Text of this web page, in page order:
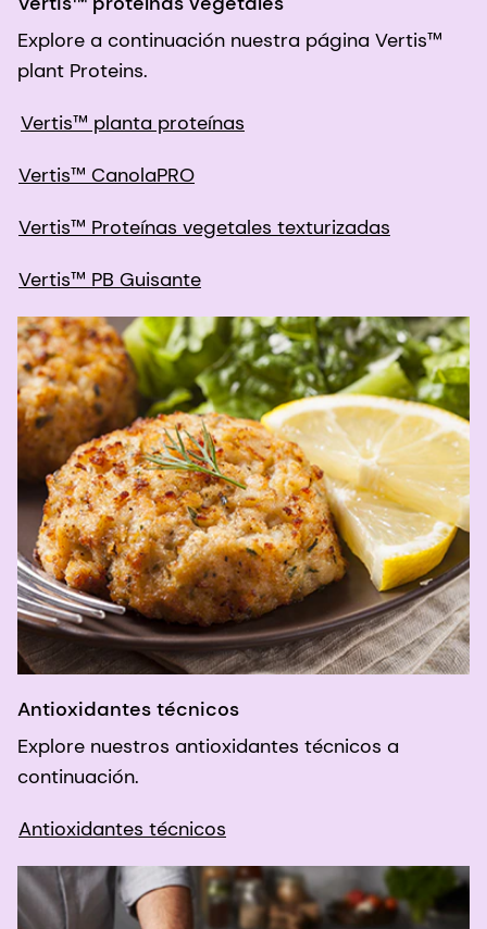
Explore a continuación nuestra página Vertis™
plant Proteins.
Vertis™ planta proteínas
Vertis™ CanolaPRO
Vertis™ Proteínas vegetales texturizadas
Vertis™ PB Guisante
Antioxidantes técnicos
Explore nuestros antioxidantes técnicos a
continuación.
Antioxidantes técnicos